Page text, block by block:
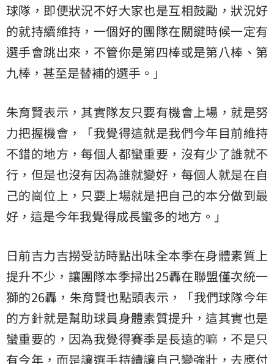
球隊，即便狀況不好大家也是互相鼓勵，狀況好
的就持續維持，一個好的團隊在關鍵時候一定有
選手會跳出來，不管你是第四棒或是第八棒、第
九棒，甚至是替補的選手。」
朱育賢表示，其實隊友只要有機會上場，就是努
力把握機會，「我覺得這就是我們今年目前維持
不錯的地方，每個人都蠻重要，沒有少了誰就不
行，但是也沒有因為誰就變好，每個人就是在自
己的崗位上，只要上場就是把自己的本分做到最
好，這是今年我覺得成長蠻多的地方。」
日前吉力吉撈受訪時點出味全本季在身體素質上
提升不少，讓團隊本季掃出25轟在聯盟僅次統一
獅的26轟，朱育賢也點頭表示，「我們球隊今年
的方針就是幫助球員身體素質提升，這其實也是
蠻重要的，因為我覺得賽季是長遠的嘛，不是只
有今年，而是讓選手持續讓自己變強壯，去應付